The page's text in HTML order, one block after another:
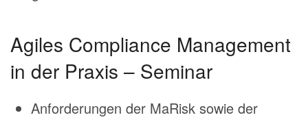
Agiles Compliance Management
in der Praxis – Seminar
Anforderungen der MaRisk sowie der